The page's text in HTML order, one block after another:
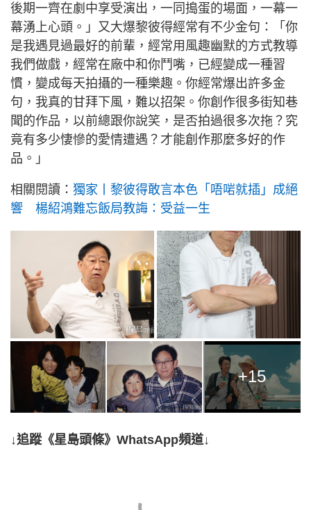
後期一齊在劇中享受演出，一同搗蛋的場面，一幕一
幕湧上心頭。」又大爆黎彼得經常有不少金句：「你
是我遇見過最好的前輩，經常用風趣幽默的方式教導
我們做戲，經常在廠中和你鬥嘴，已經變成一種習
慣，變成每天拍攝的一種樂趣。你經常爆出許多金
句，我真的甘拜下風，難以招架。你創作很多街知巷
聞的作品，以前總跟你說笑，是否拍過很多次拖？究
竟有多少悽慘的愛情遭遇？才能創作那麼多好的作
品。」
相關閱讀： 獨家丨黎彼得敢言本色「唔啱就插」成絕
響 楊紹鴻難忘飯局教誨：受益一生
+15
↓追蹤《星島頭條》WhatsApp頻道↓